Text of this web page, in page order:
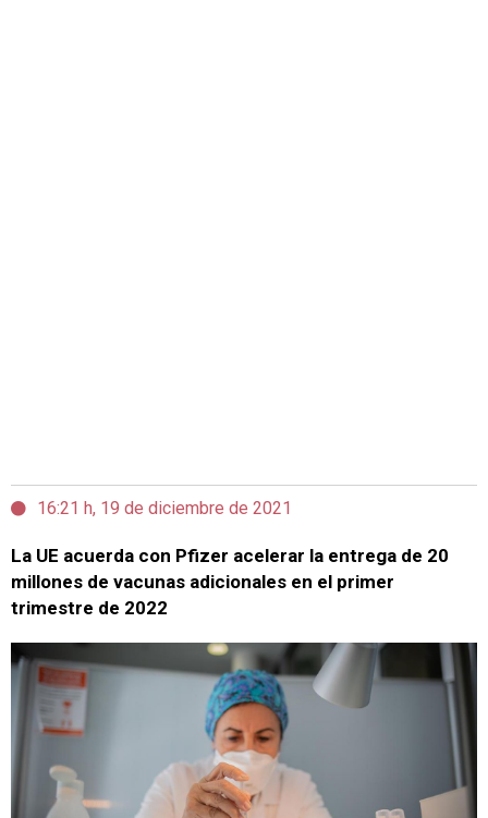
16:21 h, 19 de diciembre de 2021
La UE acuerda con Pfizer acelerar la entrega de 20
millones de vacunas adicionales en el primer
trimestre de 2022